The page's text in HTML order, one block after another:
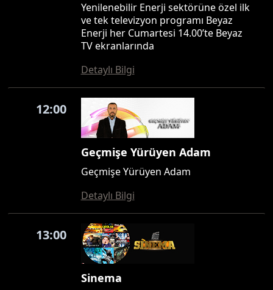
Yenilenebilir Enerji sektörüne özel ilk
ve tek televizyon programı Beyaz
Enerji her Cumartesi 14.00’te Beyaz
TV ekranlarında
Detaylı Bilgi
12:00
Geçmişe Yürüyen Adam
Geçmişe Yürüyen Adam
Detaylı Bilgi
13:00
Sinema